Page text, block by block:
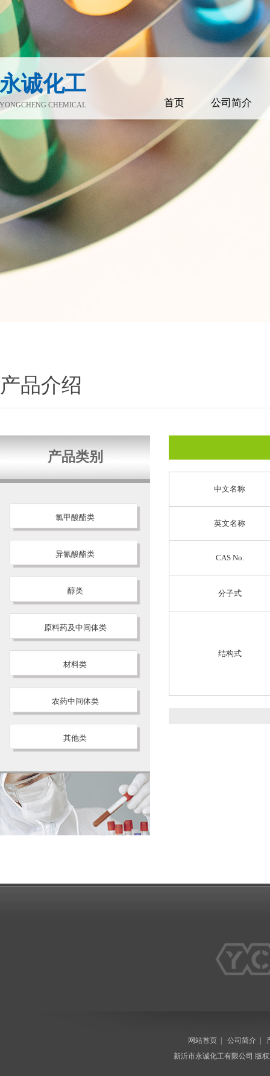
永诚化工
YONGCHENG CHEMICAL 首页 公司简介
产品介绍
产品类别
氯甲酸酯类
异氰酸酯类
醇类
原料药及中间体类
材料类
农药中间体类
其他类
中文名称
英文名称
CAS No.
分子式
结构式
网站首页| 公司简介|
新沂市永诚化工有限公司 版